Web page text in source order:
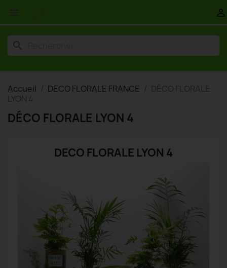

search
Accueil DECO FLORALE FRANCE
DÉCO FLORALE
LYON 4
DÉCO FLORALE LYON 4
DECO FLORALE LYON 4